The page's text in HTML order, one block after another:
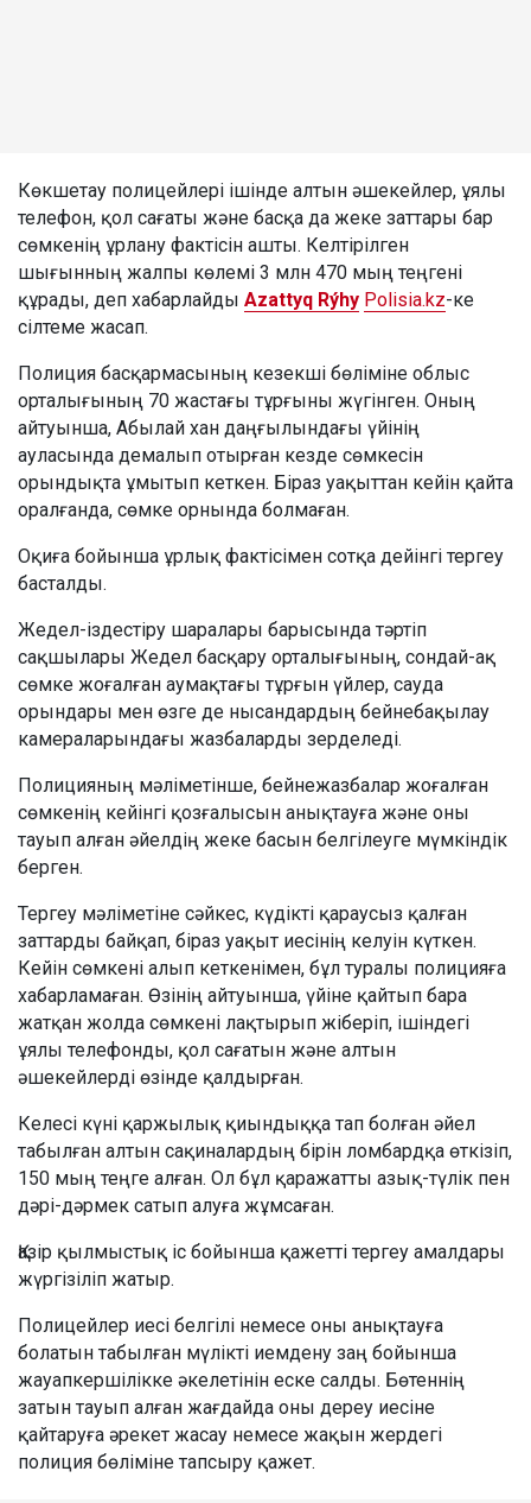
Көкшетау полицейлері ішінде алтын әшекейлер, ұялы
телефон, қол сағаты және басқа да жеке заттары бар
сөмкенің ұрлану фактісін ашты. Келтірілген
шығынның жалпы көлемі 3 млн 470 мың теңгені
құрады, деп хабарлайды Azattyq Rýhy Polisia.kz-ке
сілтеме жасап.
Полиция басқармасының кезекші бөліміне облыс
орталығының 70 жастағы тұрғыны жүгінген. Оның
айтуынша, Абылай хан даңғылындағы үйінің
ауласында демалып отырған кезде сөмкесін
орындықта ұмытып кеткен. Біраз уақыттан кейін қайта
оралғанда, сөмке орнында болмаған.
Оқиға бойынша ұрлық фактісімен сотқа дейінгі тергеу
басталды.
Жедел-іздестіру шаралары барысында тәртіп
сақшылары Жедел басқару орталығының, сондай-ақ
сөмке жоғалған аумақтағы тұрғын үйлер, сауда
орындары мен өзге де нысандардың бейнебақылау
камераларындағы жазбаларды зерделеді.
Полицияның мәліметінше, бейнежазбалар жоғалған
сөмкенің кейінгі қозғалысын анықтауға және оны
тауып алған әйелдің жеке басын белгілеуге мүмкіндік
берген.
Тергеу мәліметіне сәйкес, күдікті қараусыз қалған
заттарды байқап, біраз уақыт иесінің келуін күткен.
Кейін сөмкені алып кеткенімен, бұл туралы полицияға
хабарламаған. Өзінің айтуынша, үйіне қайтып бара
жатқан жолда сөмкені лақтырып жіберіп, ішіндегі
ұялы телефонды, қол сағатын және алтын
әшекейлерді өзінде қалдырған.
Келесі күні қаржылық қиындыққа тап болған әйел
табылған алтын сақиналардың бірін ломбардқа өткізіп,
150 мың теңге алған. Ол бұл қаражатты азық-түлік пен
дәрі-дәрмек сатып алуға жұмсаған.
Қазір қылмыстық іс бойынша қажетті тергеу амалдары
жүргізіліп жатыр.
Полицейлер иесі белгілі немесе оны анықтауға
болатын табылған мүлікті иемдену заң бойынша
жауапкершілікке әкелетінін еске салды. Бөтеннің
затын тауып алған жағдайда оны дереу иесіне
қайтаруға әрекет жасау немесе жақын жердегі
полиция бөліміне тапсыру қажет.